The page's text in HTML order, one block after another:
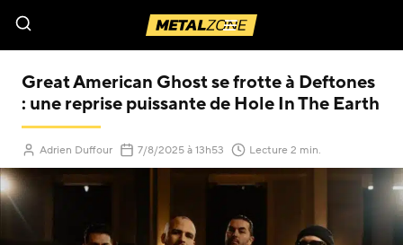
Menu
Great American Ghost se frotte à Deftones
: une reprise puissante de Hole In The Earth
Adrien Duffour 7/8/2025(Mis à jour le)
à 13h53 Lecture 2 min.